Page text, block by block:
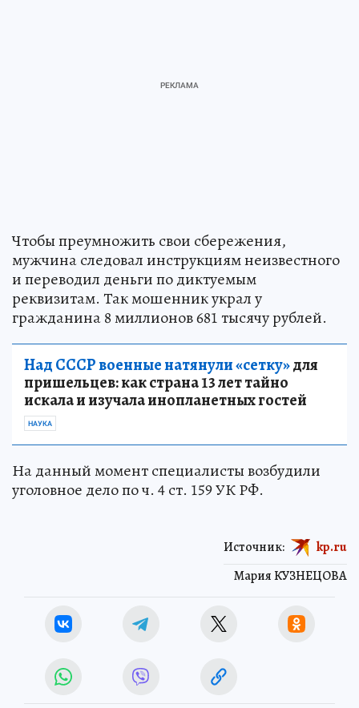
Чтобы преумножить свои сбережения,
мужчина следовал инструкциям неизвестного
и переводил деньги по диктуемым
реквизитам. Так мошенник украл у
гражданина 8 миллионов 681 тысячу рублей.
Над СССР военные натянули «сетку»для
пришельцев: как страна 13 лет тайно
искала и изучала инопланетных гостей
НАУКА
На данный момент специалисты возбудили
уголовное дело по ч. 4 ст. 159 УК РФ.
Мария КУЗНЕЦОВА
Источник: kp.ru